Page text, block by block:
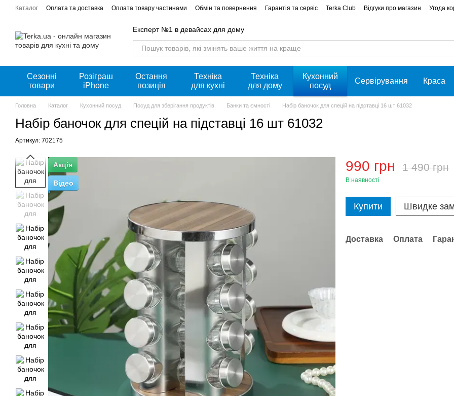
Перейти к основному контенту
Каталог Оплата та доставка Оплата товару частинами Обмін та повернення Гарантія та сервіс Terka Club Відгуки про магазин
Угода
Експерт №1 в девайсах для дому
Сезонні
товари
Розіграш
iPhone
Остання
позиція
Техніка
для кухні
Техніка
для дому
Кухонний
посуд
Сервірування Краса
Головна Каталог Кухонний посуд Посуд для зберігання продуктів Банки та ємності Набір баночок для спецій на підставці 16 шт 61032
Набір баночок для спецій на підставці 16 шт 61032
Артикул: 702175
Акція
Відео
990 грн 1 490 грн
В наявності
Купити Швидке
Доставка Оплата